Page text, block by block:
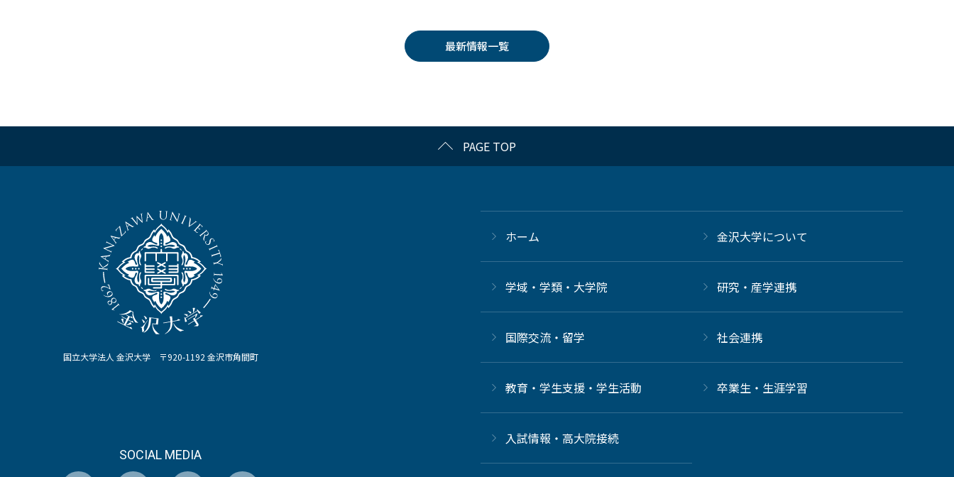
最新情報一覧
PAGE TOP
国立大学法人 金沢大学 〒920-1192 金沢市角間町
SOCIAL MEDIA
ホーム 金沢大学について
学域・学類・大学院 研究・産学連携
国際交流・留学 社会連携
教育・学生支援・学生活動 卒業生・生涯学習
⼊試情報・高大院接続